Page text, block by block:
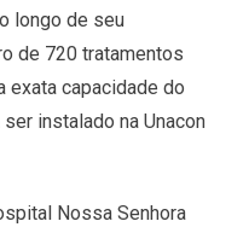
longo de seu
de 720 tratamentos
exata capacidade do
instalado na Unacon
Nossa Senhora